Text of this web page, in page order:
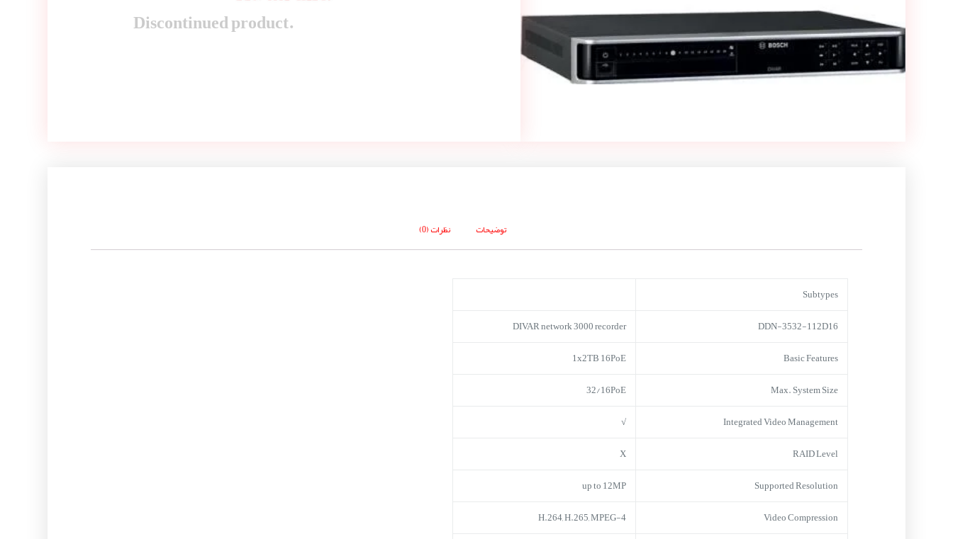
Discontinued product.
توضیحات نظرات (0)
Subtypes
DDN-3532-112D16
DIVAR network 3000 recorder
Basic Features
1x2TB 16PoE
Max. System Size
32/16PoE
Integrated Video Management
√
RAID Level
X
Supported Resolution
up to 12MP
Video Compression
H.264, H.265, MPEG-4